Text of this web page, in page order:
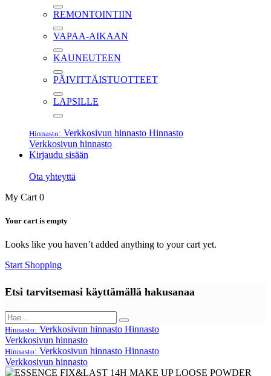
REMONTOINTIIN
VAPAA-AIKAAN
KAUNEUTEEN
PÄIVITTÄISTUOTTEET
LAPSILLE
Hinnasto: Verkkosivun hinnasto Hinnasto
Verkkosivun hinnasto
Kirjaudu sisään
Ota yhteyttä
My Cart 0
Your cart is empty
Looks like you haven’t added anything to your cart yet.
Start Shopping
Etsi tarvitsemasi käyttämällä hakusanaa
Hinnasto: Verkkosivun hinnasto Hinnasto
Verkkosivun hinnasto
Hinnasto: Verkkosivun hinnasto Hinnasto
Verkkosivun hinnasto